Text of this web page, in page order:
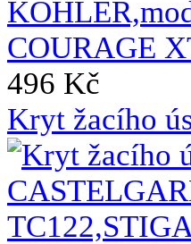
496 Kč
Kryt žacího